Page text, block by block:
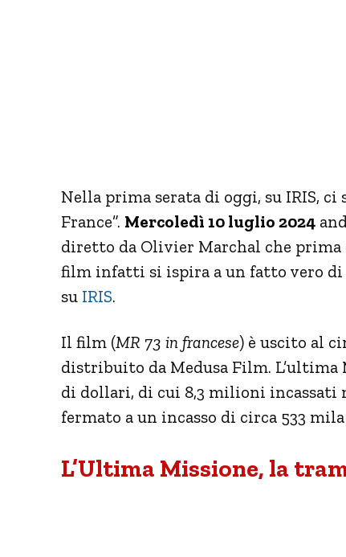
Nella prima serata di oggi, su IRIS,
France”. Mercoledì 10 luglio 2024
diretto da Olivier Marchal che
film infatti si ispira a un fatto vero di
su IRIS.
Il film (MR 73 in francese) è uscito al
distribuito da Medusa Film.
di dollari, di cui 8,3 milioni incassati
fermato a un incasso di circa 533
L’Ultima Missione, la